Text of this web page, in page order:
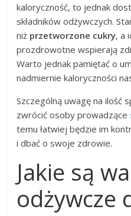
kaloryczność, to jednak
składników odżywczych.
niż przetworzone cukry, a
prozdrowotne wspierają
Warto jednak pamiętać o
nadmiernie kaloryczności
Szczególną uwagę na ilość
zwrócić osoby prowadzące
temu łatwiej będzie im
i dbać o swoje zdrowie.
Jakie są
odżywcze